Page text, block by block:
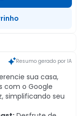
Resumo gerado por IA
sua casa,
com o Google
simplificando seu